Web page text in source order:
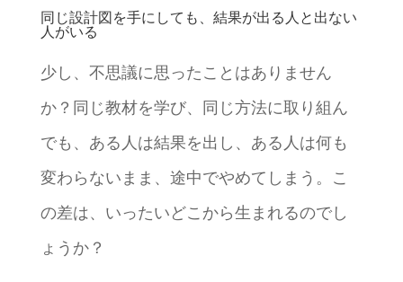
同じ設計図を手にしても、結果が出る人と出ない
人がいる
少し、不思議に思ったことはありません
か？同じ教材を学び、同じ方法に取り組ん
でも、ある人は結果を出し、ある人は何も
変わらないまま、途中でやめてしまう。こ
の差は、いったいどこから生まれるのでし
ょうか？